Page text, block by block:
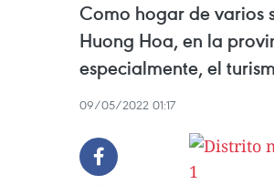
Como hogar de varios
Huong Hoa, en la
especialmente, el
09/05/2022 01:17